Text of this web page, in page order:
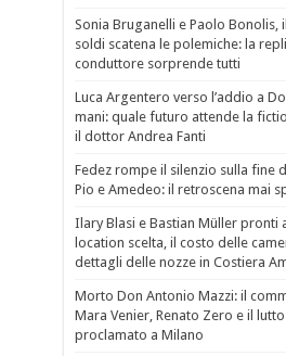
Sonia Bruganelli e Paolo Bonolis,
soldi scatena le polemiche: la
conduttore sorprende tutti
Luca Argentero verso l’addio a
mani: quale futuro attende la
il dottor Andrea Fanti
Fedez rompe il silenzio sulla fine
Pio e Amedeo: il retroscena mai
Ilary Blasi e Bastian Müller pronti
location scelta, il costo delle
dettagli delle nozze in Costiera
Morto Don Antonio Mazzi: il
Mara Venier, Renato Zero e il
proclamato a Milano